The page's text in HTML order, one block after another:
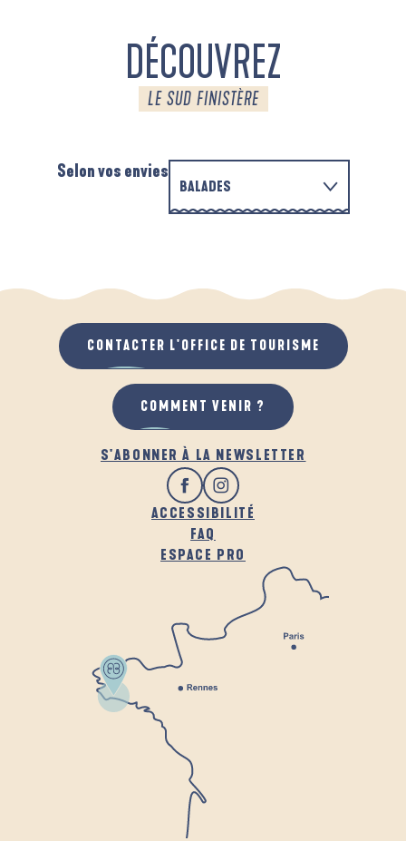
DÉCOUVREZ
LE SUD FINISTÈRE
Selon vos envies
BALADES
QUAND IL PLEUT
AU GRAND AIR
PARCOURS D'INTERPRÉTATION DE L'ANSE
S'ABONNER À LA NEWSLETTER
ACCESSIBILITÉ
FAQ
ESPACE PRO
CONTACTER L'OFFICE DE TOURISME
COMMENT VENIR ?